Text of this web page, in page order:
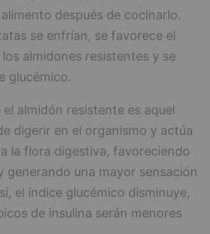
después de cocinarlo.
se enfrían, se favorece el
almidones resistentes y se
glucémico.
el almidón resistente es aquel
digerir en el organismo y actúa
la flora digestiva, favoreciendo
generando una mayor sensación
el índice glucémico disminuye,
de insulina serán menores